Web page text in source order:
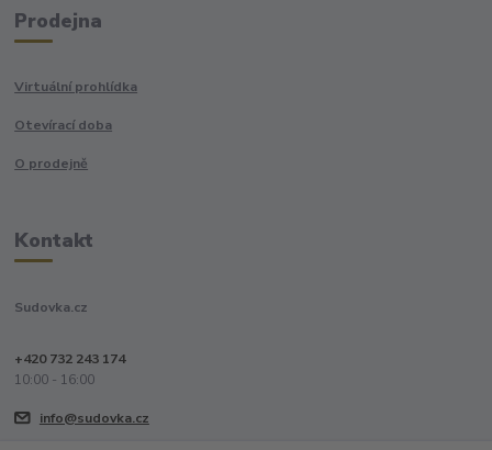
Prodejna
Virtuální prohlídka
Otevírací doba
O prodejně
Kontakt
Sudovka.cz
+420 732 243 174
10:00 - 16:00
info@sudovka.cz